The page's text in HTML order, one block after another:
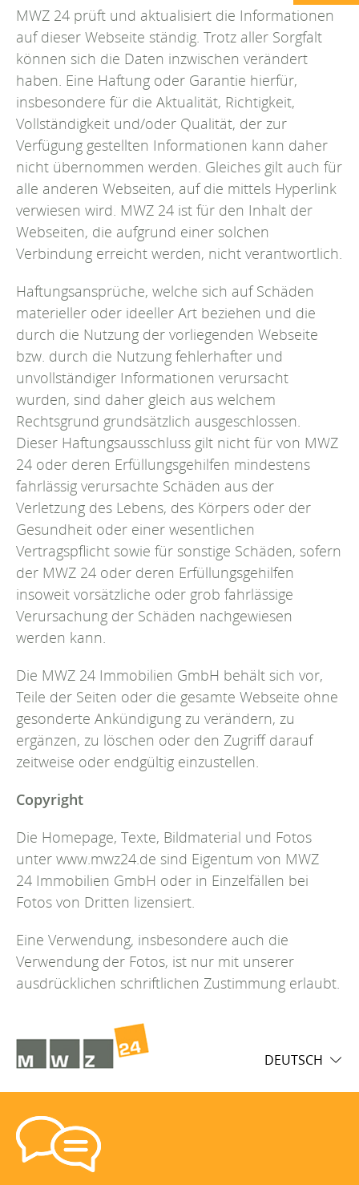
MWZ 24 prüft und aktualisiert die Informationen
auf dieser Webseite ständig. Trotz aller Sorgfalt
können sich die Daten inzwischen verändert
haben. Eine Haftung oder Garantie hierfür,
insbesondere für die Aktualität, Richtigkeit,
Vollständigkeit und/oder Qualität, der zur
Verfügung gestellten Informationen kann daher
nicht übernommen werden. Gleiches gilt auch für
alle anderen Webseiten, auf die mittels Hyperlink
verwiesen wird. MWZ 24 ist für den Inhalt der
Webseiten, die aufgrund einer solchen
Verbindung erreicht werden, nicht verantwortlich.
Haftungsansprüche, welche sich auf Schäden
materieller oder ideeller Art beziehen und die
durch die Nutzung der vorliegenden Webseite
bzw. durch die Nutzung fehlerhafter und
unvollständiger Informationen verursacht
wurden, sind daher gleich aus welchem
Rechtsgrund grundsätzlich ausgeschlossen.
Dieser Haftungsausschluss gilt nicht für von MWZ
24 oder deren Erfüllungsgehilfen mindestens
fahrlässig verursachte Schäden aus der
Verletzung des Lebens, des Körpers oder der
Gesundheit oder einer wesentlichen
Vertragspflicht sowie für sonstige Schäden, sofern
der MWZ 24 oder deren Erfüllungsgehilfen
insoweit vorsätzliche oder grob fahrlässige
Verursachung der Schäden nachgewiesen
werden kann.
Die MWZ 24 Immobilien GmbH behält sich vor,
Teile der Seiten oder die gesamte Webseite ohne
gesonderte Ankündigung zu verändern, zu
ergänzen, zu löschen oder den Zugriff darauf
zeitweise oder endgültig einzustellen.
Copyright
Die Homepage, Texte, Bildmaterial und Fotos
unter www.mwz24.de sind Eigentum von MWZ
24 Immobilien GmbH oder in Einzelfällen bei
Fotos von Dritten lizensiert.
Eine Verwendung, insbesondere auch die
Verwendung der Fotos, ist nur mit unserer
ausdrücklichen schriftlichen Zustimmung erlaubt.
DEUTSCH